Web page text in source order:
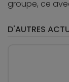
groupe, ce
D'AUTRES